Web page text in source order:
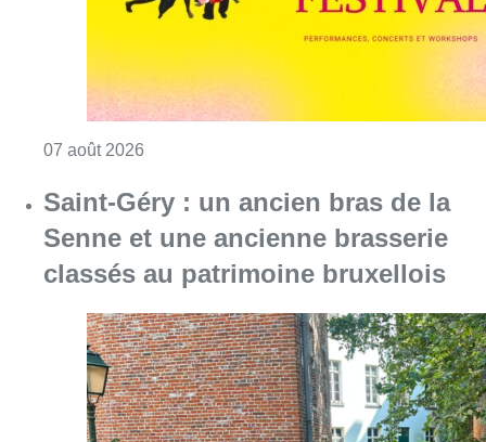
07 août 2026
Saint-Géry : un ancien bras de la
Senne et une ancienne brasserie
classés au patrimoine bruxellois